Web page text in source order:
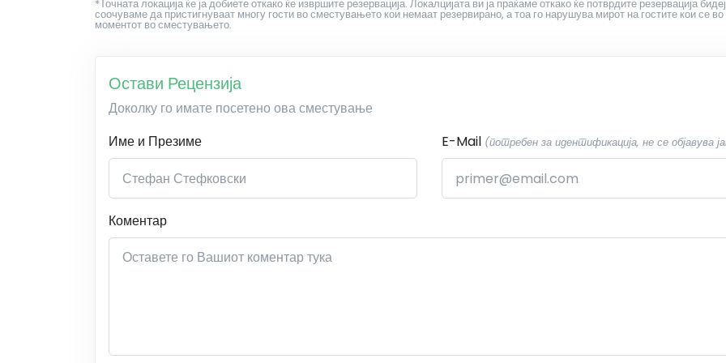
*Точната локација ќе ја добиете откако ќе извршите резервација. Локалцијата ви ја праќаме откако ќе потврдите резервација
соочуваме да пристигнуваат многу гости во сместувањето кои немаат резервирано, а тоа го нарушува мирот на гостите кои се во
моментот во сместувањето.
Остави Рецензија
Доколку го имате посетено ова сместување
Име и Презиме
E-Mail (потребен за идентификација, не се објавува
Коментар